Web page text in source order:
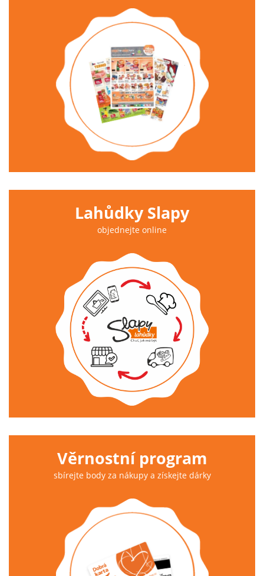
Lahůdky Slapy
objednejte online
Věrnostní program
sbírejte body za nákupy a získejte dárky